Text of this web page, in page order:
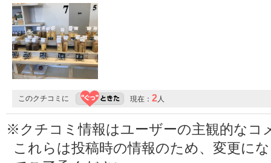
このクチコミに 現在： 2 人
※クチコミ情報はユーザーの主観的なコ
これらは投稿時の情報のため、変更に